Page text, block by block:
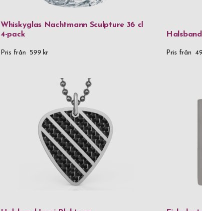
Veganskt läder & metall
Veganskt läder & tyg
Vinglas
Rödvinsglas
Whiskyglas Nachtmann Sculpture 36 cl
4-pack
Pris från 599 kr Pris från